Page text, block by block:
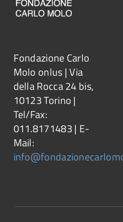
Fondazione Carlo
Molo onlus | Via
della Rocca 24 bis,
10123 Torino |
Tel/Fax:
011.8171483 | E-
Mail: